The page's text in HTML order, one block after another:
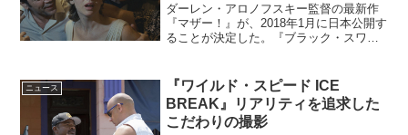
ダーレン・アロノフスキー監督の最新作
『マザー！』が、2018年1月に日本公開す
ることが決定した。『ブラック・スワ
現れた不審な訪問者によって穏やかな生
活が一転する。翌日...
ニュース
『ワイルド・スピード ICE
BREAK』リアリティを追求した
こだわりの撮影